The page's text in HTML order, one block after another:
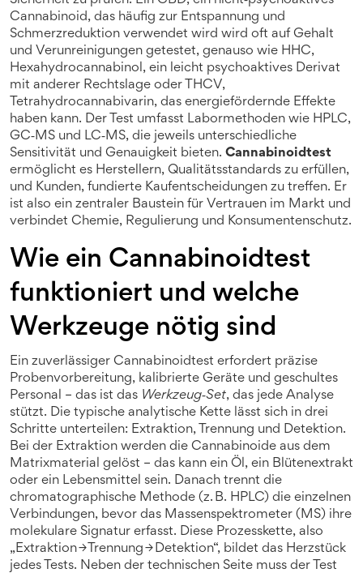
Cannabinoid, das häufig zur Entspannung und
Schmerzreduktion verwendet wird wird oft auf Gehalt
und Verunreinigungen getestet, genauso wie HHC,
Hexahydrocannabinol, ein leicht psychoaktives Derivat
mit anderer Rechtslage oder THCV,
Tetrahydrocannabivarin, das energiefördernde Effekte
haben kann. Der Test umfasst Labormethoden wie HPLC,
GC‑MS und LC‑MS, die jeweils unterschiedliche
Sensitivität und Genauigkeit bieten. Cannabinoidtest
ermöglicht es Herstellern, Qualitätsstandards zu erfüllen,
und Kunden, fundierte Kaufentscheidungen zu treffen. Er
ist also ein zentraler Baustein für Vertrauen im Markt und
verbindet Chemie, Regulierung und Konsumentenschutz.
Wie ein Cannabinoidtest
funktioniert und welche
Werkzeuge nötig sind
Ein zuverlässiger Cannabinoidtest erfordert präzise
Probenvorbereitung, kalibrierte Geräte und geschultes
Personal – das ist das Werkzeug‑Set, das jede Analyse
stützt. Die typische analytische Kette lässt sich in drei
Schritte unterteilen: Extraktion, Trennung und Detektion.
Bei der Extraktion werden die Cannabinoide aus dem
Matrixmaterial gelöst – das kann ein Öl, ein Blütenextrakt
oder ein Lebensmittel sein. Danach trennt die
chromatographische Methode (z. B. HPLC) die einzelnen
Verbindungen, bevor das Massenspektrometer (MS) ihre
molekulare Signatur erfasst. Diese Prozesskette, also
„Extraktion → Trennung → Detektion“, bildet das Herzstück
jedes Tests. Neben der technischen Seite muss der Test